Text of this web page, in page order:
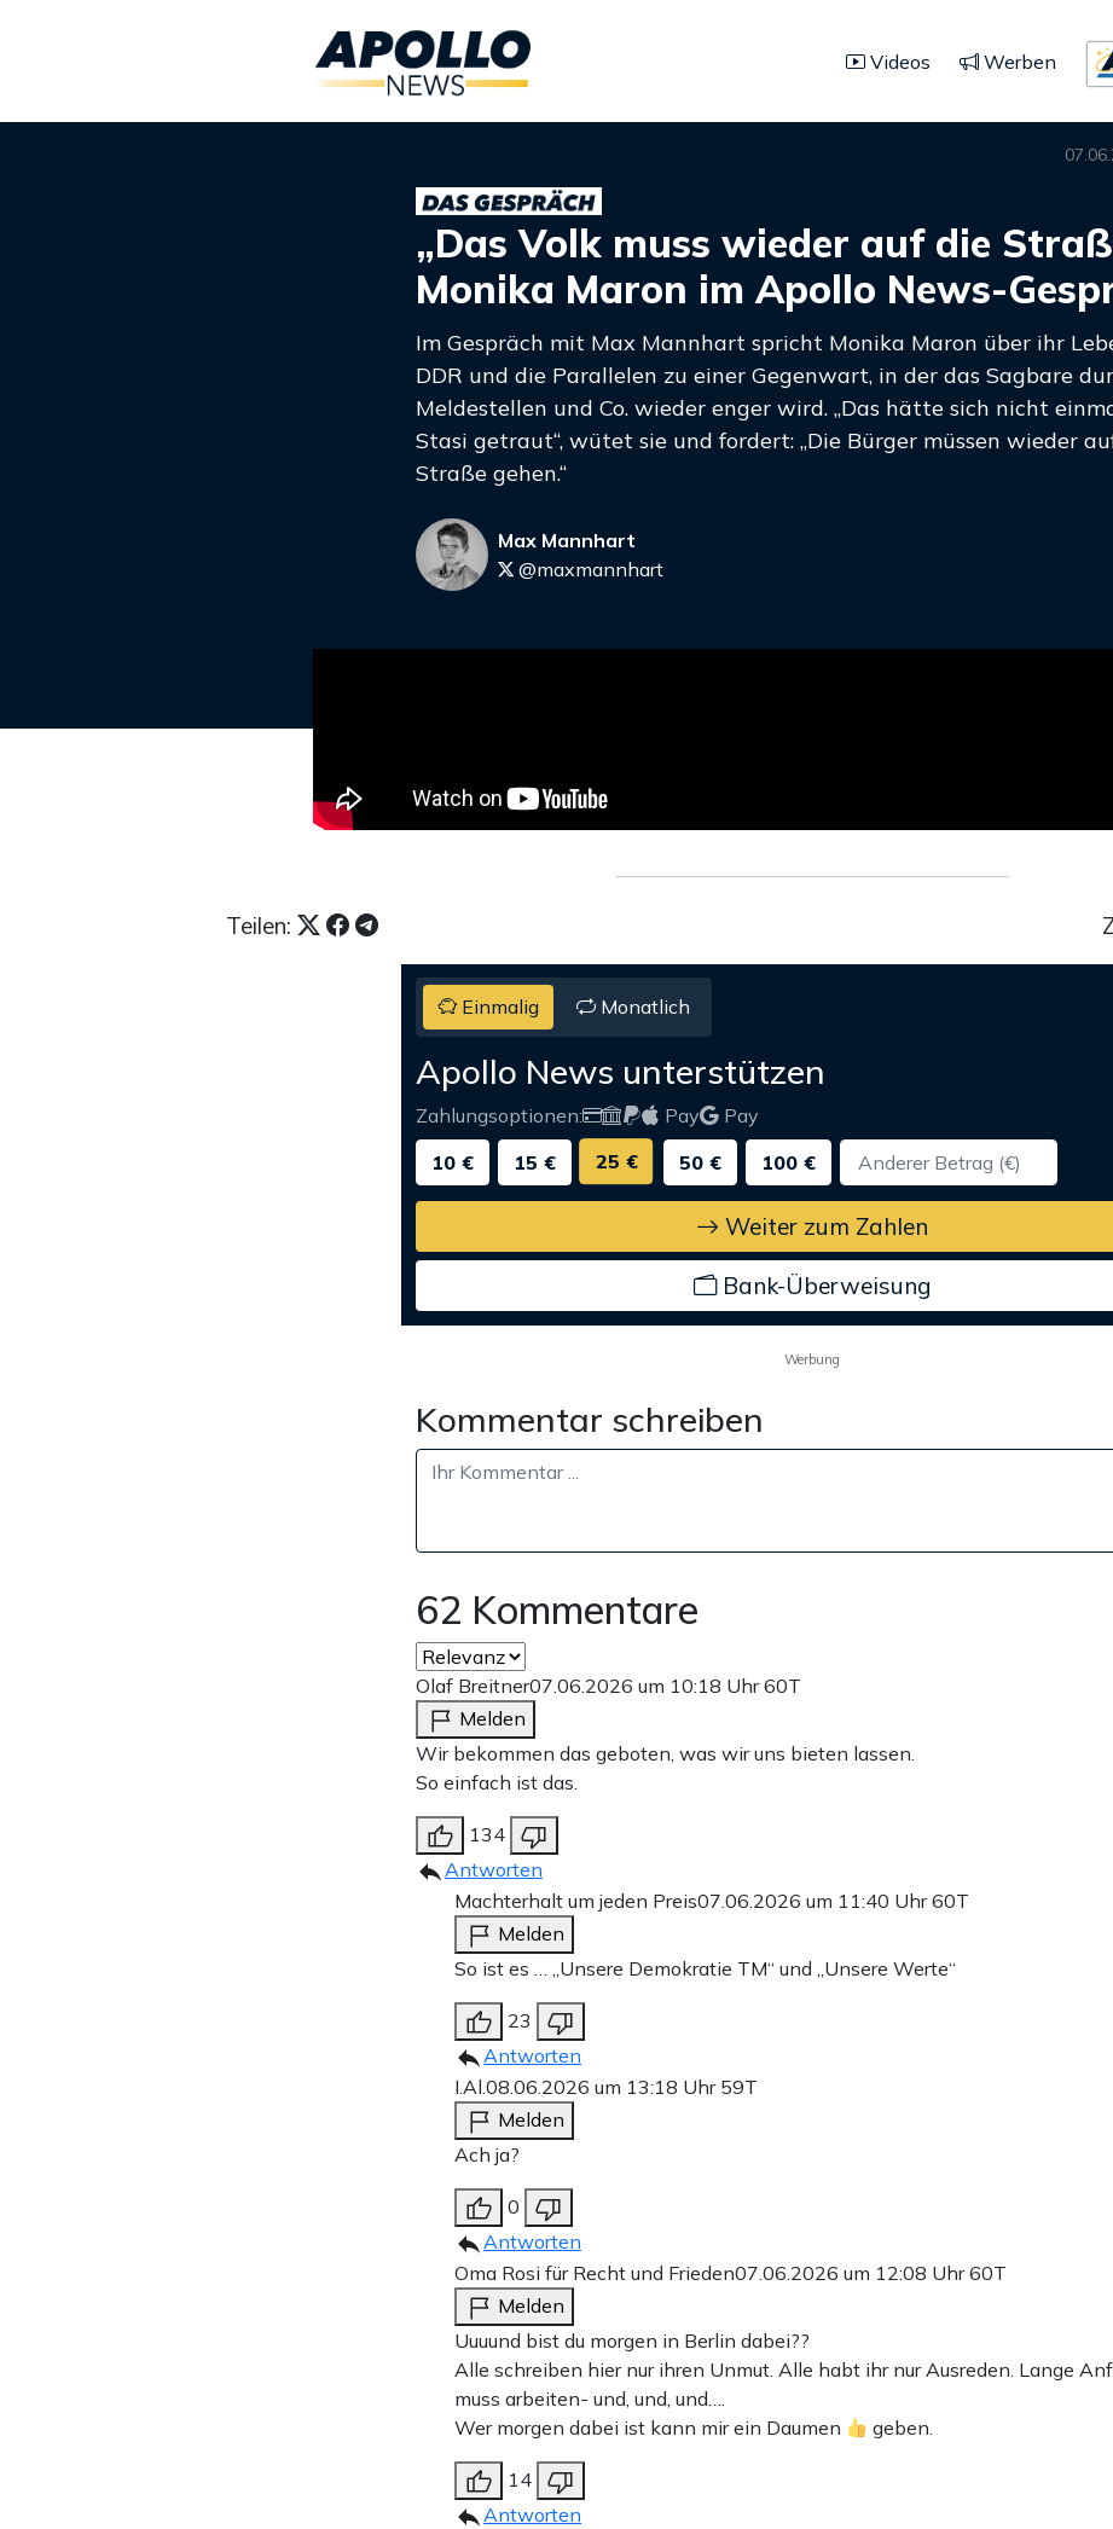
Videos Werben
„Das Volk muss wieder auf die
Monika Maron im Apollo News-
Im Gespräch mit Max Mannhart spricht Monika Maron über ihr
DDR und die Parallelen zu einer Gegenwart, in der das Sagbare
Meldestellen und Co. wieder enger wird. „Das hätte sich nicht
Stasi getraut“, wütet sie und fordert: „Die Bürger müssen wieder
Straße gehen.“
Max Mannhart
@maxmannhart
Teilen:
Einmalig Monatlich
Apollo News unterstützen
Zahlungsoptionen: Pay
Pay
10 €
15 € 25 € 50 € 100 €
Weiter zum Zahlen
Bank-Überweisung
Werbung
Kommentar schreiben
62 Kommentare
Olaf Breitner07.06.2026 um 10:18 Uhr60T
Melden
Wir bekommen das geboten, was wir uns bieten lassen.
So einfach ist das.
134
Antworten
Machterhalt um jeden Preis07.06.2026 um 11:40 Uhr60T
Melden
So ist es … „Unsere Demokratie TM“ und „Unsere Werte“
23
Antworten
I.Al.08.06.2026 um 13:18 Uhr 59T
Melden
Ach ja?
0
Antworten
Oma Rosi für Recht und Frieden07.06.2026 um 12:08 Uhr60T
Melden
Uuuund bist du morgen in Berlin dabei??
Alle schreiben hier nur ihren Unmut. Alle habt ihr nur Ausreden. Lange
muss arbeiten- und, und, und….
Wer morgen dabei ist kann mir ein Daumen
geben.
14
Antworten